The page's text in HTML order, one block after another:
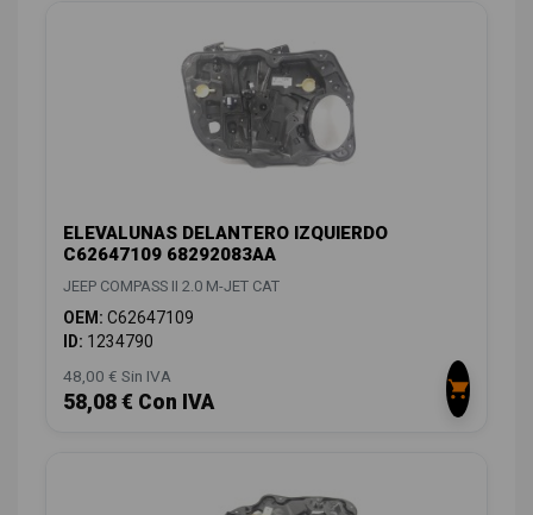
ELEVALUNAS DELANTERO IZQUIERDO
C62647109 68292083AA
JEEP COMPASS II 2.0 M-JET CAT
OEM: C62647109
ID: 1234790
48,00 € Sin IVA
58,08 € Con IVA